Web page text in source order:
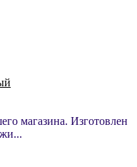
магазина. Изготовлен